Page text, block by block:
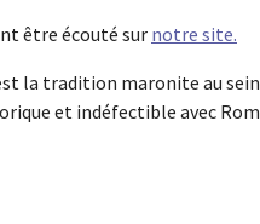
être écouté sur notre site.
la tradition maronite au
et indéfectible avec